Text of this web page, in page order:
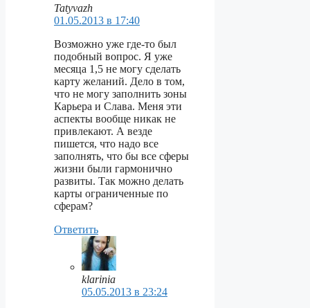
Tatyvazh
01.05.2013 в 17:40
Возможно уже где-то был
подобный вопрос. Я уже
месяца 1,5 не могу сделать
карту желаний. Дело в том,
что не могу заполнить зоны
Карьера и Слава. Меня эти
аспекты вообще никак не
привлекают. А везде
пишется, что надо все
заполнять, что бы все сферы
жизни были гармонично
развиты. Так можно делать
карты ограниченные по
сферам?
Ответить
klarinia
05.05.2013 в 23:24